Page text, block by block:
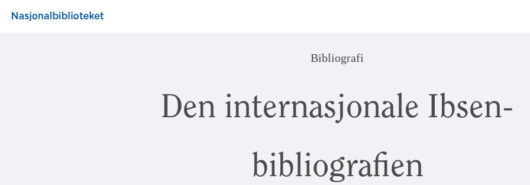
Bibliografi
Den internasjonale Ibsen-
bibliografien